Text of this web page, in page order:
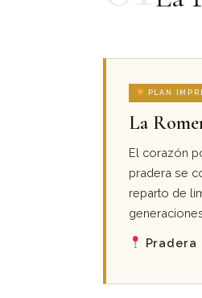
PLAN
La
El corazón
pradera se
reparto de
Pradera